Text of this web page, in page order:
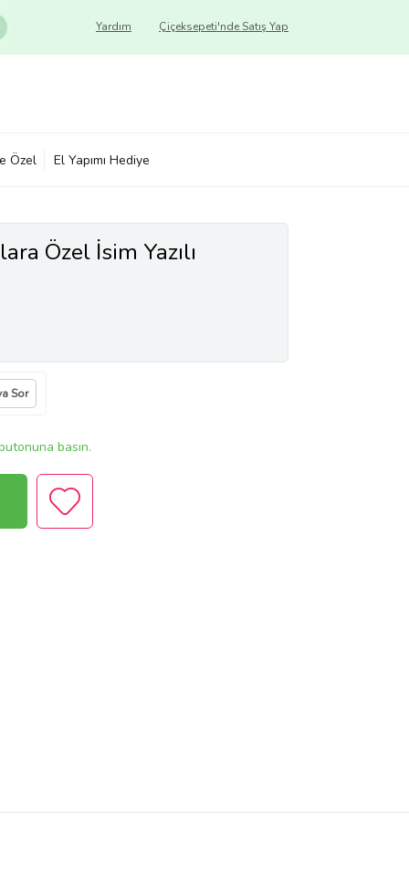
Çiçeksepeti'nde Satış Yap
Yardım
Özel El Yapımı Hediye
Özel İsim Yazılı
Sor
basın.